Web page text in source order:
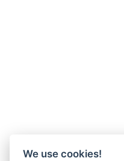
We use cookies!